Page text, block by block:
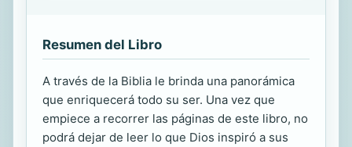
Resumen del Libro
A través de la Biblia le brinda una panorámica
que enriquecerá todo su ser. Una vez que
empiece a recorrer las páginas de este libro, no
podrá dejar de leer lo que Dios inspiró a sus